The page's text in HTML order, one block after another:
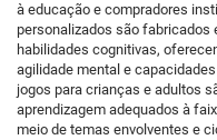
à educação e compradores
personalizados são
habilidades cognitivas,
agilidade mental e
jogos para crianças e adultos
aprendizagem adequados à
meio de temas envolventes e